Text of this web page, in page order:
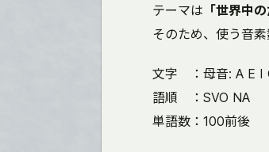
テーマは 「世界中
そのため、使う音
文字 ：母音: A E I
語順 ：SVO NA
単語数：100前後